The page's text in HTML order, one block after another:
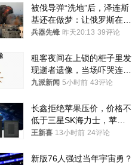
被俄导弹“洗地”后，泽连斯
基还在做梦：让俄罗斯在冬
季前求和？
兵器先锋 昨天20:13 39评论
租客夜间在上锁的柜子里发
现逝者遗像，当场吓哭连夜
搬离，房东退还押金
九派新闻 5小时前 43评论
长鑫拒绝苹果压价，价格不
低于三星SK海力士，苹果
失去了议价权
王新喜 13小时前 24评论
新版76人强过当年宇宙勇？